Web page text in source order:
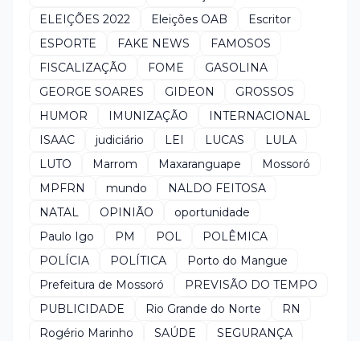
ELEIÇÕES 2022
Eleições OAB
Escritor
ESPORTE
FAKE NEWS
FAMOSOS
FISCALIZAÇÃO
FOME
GASOLINA
GEORGE SOARES
GIDEON
GROSSOS
HUMOR
IMUNIZAÇÃO
INTERNACIONAL
ISAAC
judiciário LEI LUCAS
LULA
LUTO
Marrom Maxaranguape
Mossoró
MPFRN
mundo
NALDO FEITOSA
NATAL
OPINIÃO
oportunidade
Paulo Igo
PM POL
POLÊMICA
POLÍCIA
POLÍTICA
Porto do Mangue
Prefeitura de Mossoró
PREVISÃO DO TEMPO
PUBLICIDADE
Rio Grande do Norte
RN
Rogério Marinho
SAÚDE
SEGURANÇA